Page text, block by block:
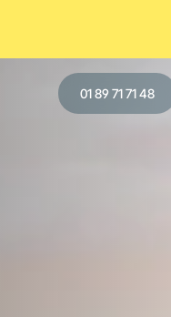
‍01 89 71 71 48